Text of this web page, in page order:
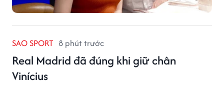
SAO SPORT 8 phút trước
Real Madrid đã đúng khi giữ chân
Vinícius